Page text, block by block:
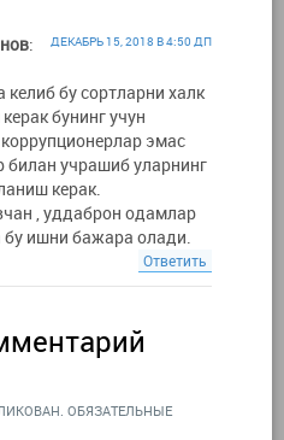
: ДЕКАБРЬ 15, 2018 В 4:50 ДП
бу сортларни халк
бунинг учун
эмас
билан учрашиб уларнинг
керак.
, уддаброн одамлар
ишни бажара олади.
Ответить
ОБЯЗАТЕЛЬНЫЕ